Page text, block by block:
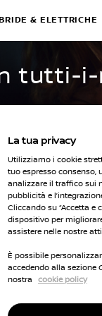
& ELETTRICHE
tutti-
tutti i filtri
La tua privacy
Utilizziamo i cookie
tuo espresso consenso,
analizzare il traffico sui
pubblicità e
Cliccando su “Accetta e
dispositivo per
assistere nelle nostre
È possibile
accedendo alla sezione
nostra
cookie policy